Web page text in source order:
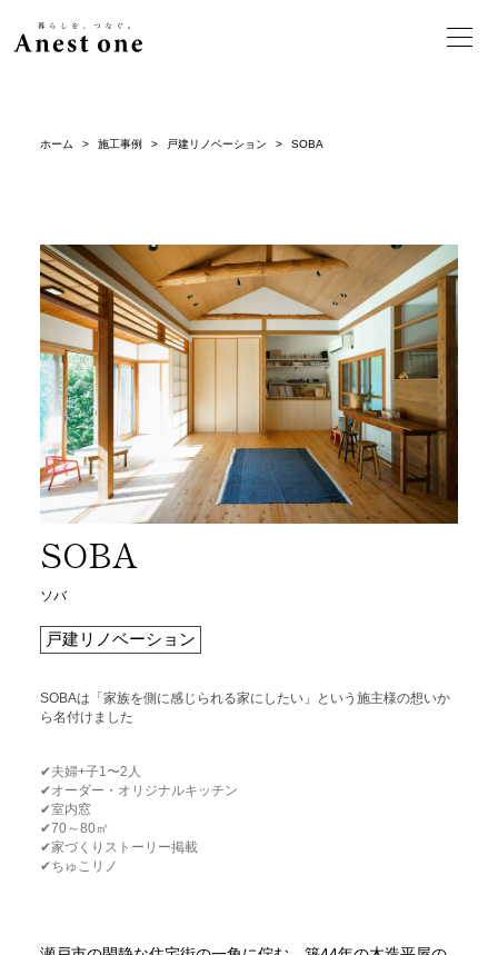
ホーム > 施工事例 > 戸建リノベーション > SOBA
SOBA
ソバ
戸建リノベーション
SOBAは「家族を側に感じられる家にしたい」という施主様の想いか
ら名付けました
✔︎夫婦+子1〜2人
✔︎オーダー・オリジナルキッチン
✔︎室内窓
✔︎70～80㎡
✔︎家づくりストーリー掲載
✔︎ちゅこリノ